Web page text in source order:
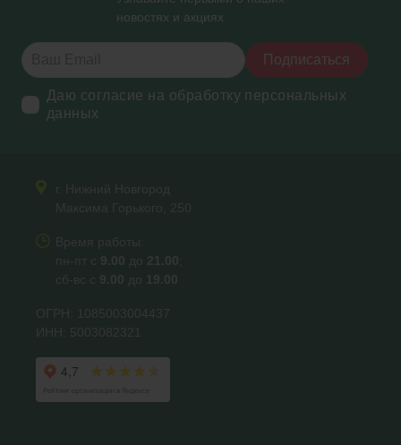
новостях и акциях
Подписаться
Даю согласие на обработку персональных
данных